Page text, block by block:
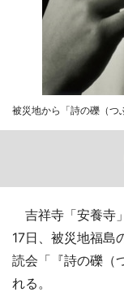
被災地から「詩の礫（つ
吉祥寺「安養寺
17日、被災地福島
読会「『詩の礫（
れる。